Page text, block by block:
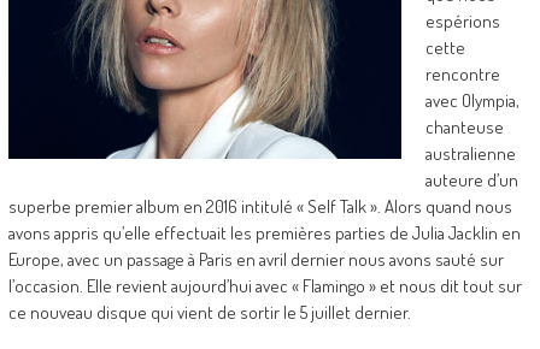
espérions
cette
rencontre
avec Olympia,
chanteuse
australienne
auteure d’un
superbe premier album en 2016 intitulé « Self Talk ». Alors quand nous
avons appris qu’elle effectuait les premières parties de Julia Jacklin en
Europe, avec un passage à Paris en avril dernier nous avons sauté sur
l’occasion. Elle revient aujourd’hui avec « Flamingo » et nous dit tout sur
ce nouveau disque qui vient de sortir le 5 juillet dernier.